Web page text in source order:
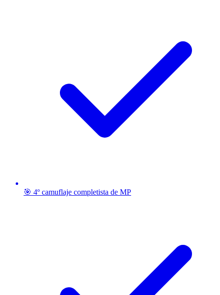
🎯 4º camuflaje completista de MP